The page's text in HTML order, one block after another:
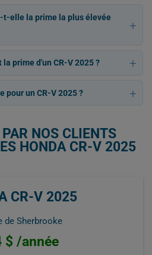
elle la prime la plus élevée
prime d'un CR-V 2025 ?
pour un CR-V 2025 ?
NOS CLIENTS
HONDA CR-V 2025
CR-V 2025
de Sherbrooke
$ /année